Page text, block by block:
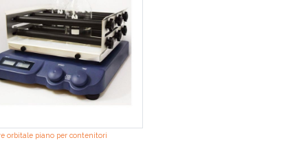
orbitale piano per contenitori